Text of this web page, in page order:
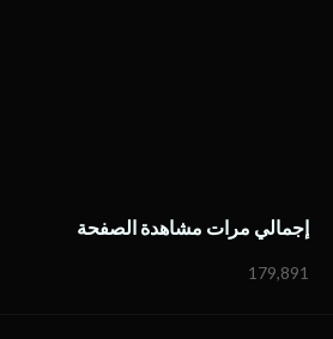
إجمالي مرات مشاهدة الصفحة
179,891